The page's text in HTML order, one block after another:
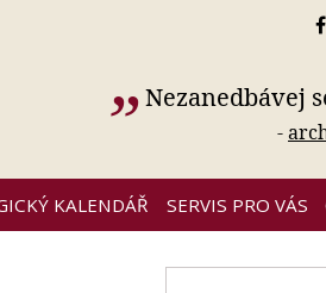
Nezanedbávej
-
KALENDÁŘ SERVIS PRO VÁS